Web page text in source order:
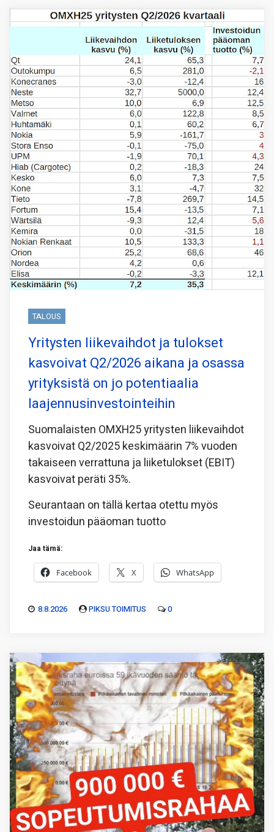
TALOUS
Yritysten liikevaihdot ja tulokset
kasvoivat Q2/2026 aikana ja osassa
yrityksistä on jo potentiaalia
laajennusinvestointeihin
Suomalaisten OMXH25 yritysten liikevaihdot
kasvoivat Q2/2025 keskimäärin 7% vuoden
takaiseen verrattuna ja liiketulokset (EBIT)
kasvoivat peräti 35%.
Seurantaan on tällä kertaa otettu myös
investoidun pääoman tuotto
Jaa tämä:
Facebook X WhatsApp
8.8.2026 PIKSU TOIMITUS 0